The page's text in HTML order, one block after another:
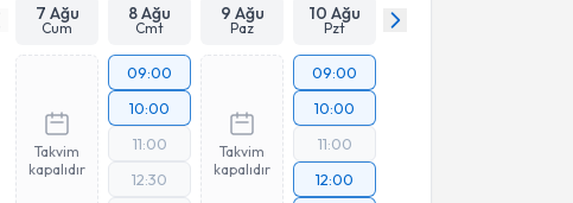
7 Ağu
Cum
8 Ağu
Cmt
9 Ağu
Paz
10 Ağu
Pzt
Takvim
kapalıdır
09:00
10:00
11:00
12:30
Takvim
kapalıdır
09:00
10:00
11:00
12:00